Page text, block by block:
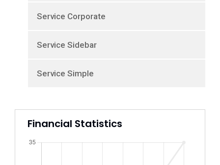
Service Corporate
Service Sidebar
Service Simple
Financial Statistics